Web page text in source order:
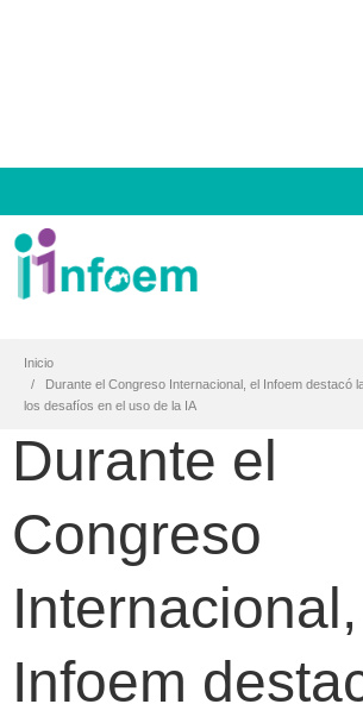
Inicio
Durante el Congreso Internacional, el Infoem destacó
los desafíos en el uso de la IA
Durante el
Congreso
Infoem